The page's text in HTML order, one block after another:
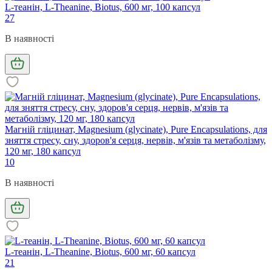
L-теанін, L-Theanine, Biotus, 600 мг, 100 капсул
27
В наявності
Магній гліцинат, Magnesium (glycinate), Pure Encapsulations, для
зняття стресу, сну, здоров'я серця, нервів, м'язів та метаболізму,
120 мг, 180 капсул
10
В наявності
L-теанін, L-Theanine, Biotus, 600 мг, 60 капсул
21